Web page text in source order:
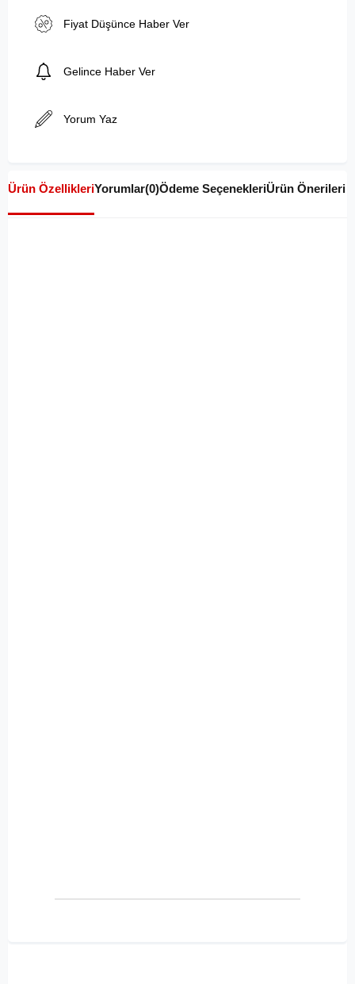
Fiyat Düşünce Haber Ver
Gelince Haber Ver
Yorum Yaz
Ürün ÖzellikleriYorumlar(0)Ödeme SeçenekleriÜrün Önerileri